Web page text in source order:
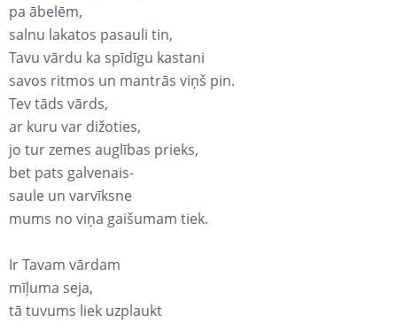
pa ābelēm,
salnu lakatos pasauli tin,
Tavu vārdu ka spīdīgu kastani
savos ritmos un mantrās viņš pin.
Tev tāds vārds,
ar kuru var dižoties,
jo tur zemes auglības prieks,
bet pats galvenais-
saule un varvīksne
mums no viņa gaišumam tiek.
Ir Tavam vārdam
mīļuma seja,
tā tuvums liek uzplaukt